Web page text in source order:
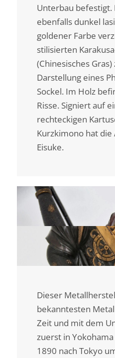
Unterbau befestigt.
ebenfalls dunkel
goldener Farbe
stilisierten
(Chinesisches
Darstellung eines
Sockel. Im Holz
Risse. Signiert auf
rechteckigen
Kurzkimono hat
Eisuke.
Dieser
bekanntesten
Zeit und mit dem
zuerst in
1890 nach Tokyo